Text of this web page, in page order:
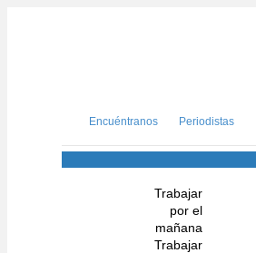
Encuéntranos Periodistas
Trabajar
por el
mañana
Trabajar